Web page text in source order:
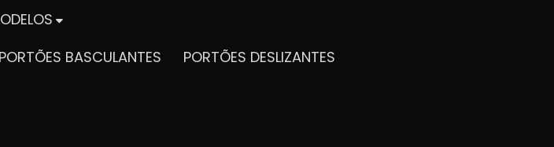
MODELOS
PORTÕES BASCULANTES PORTÕES DESLIZANTES